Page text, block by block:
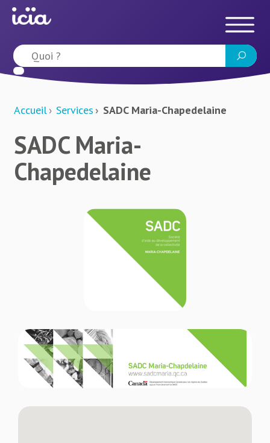
Accueil Services SADC Maria-Chapedelaine
SADC Maria-
Chapedelaine